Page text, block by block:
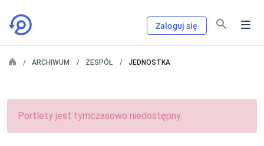
Zaloguj się
ARCHIWUM ZESPÓŁ JEDNOSTKA
Portlety jest tymczasowo niedostępny.